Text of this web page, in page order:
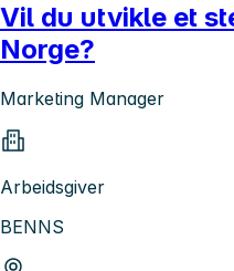
Vil du utvikle et
Norge?
Marketing Manager
Arbeidsgiver
BENNS